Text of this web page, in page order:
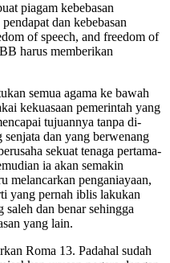
piagam kebebasan
dan kebebasan
of speech, and freedom of
harus memberikan
semua agama ke bawah
kekuasaan pemerintah yang
tujuannya tanpa di-
dan yang berwenang
sekuat tenaga pertama-
ia akan semakin
melancarkan penganiayaan,
yang pernah iblis lakukan
dan benar sehingga
yang lain.
Roma 13. Padahal sudah